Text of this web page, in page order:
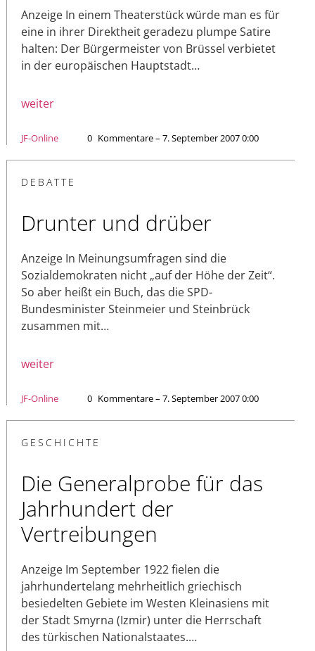
Anzeige In einem Theaterstück würde man es für
eine in ihrer Direktheit geradezu plumpe Satire
halten: Der Bürgermeister von Brüssel verbietet
in der europäischen Hauptstadt…
weiter
JF-Online 0 Kommentare – 7. September 2007 0:00
DEBATTE
Drunter und drüber
Anzeige In Meinungsumfragen sind die
Sozialdemokraten nicht „auf der Höhe der Zeit“.
So aber heißt ein Buch, das die SPD-
Bundesminister Steinmeier und Steinbrück
zusammen mit…
weiter
JF-Online 0 Kommentare – 7. September 2007 0:00
GESCHICHTE
Die Generalprobe für das
Jahrhundert der
Vertreibungen
Anzeige Im September 1922 fielen die
jahrhundertelang mehrheitlich griechisch
besiedelten Gebiete im Westen Klein­asiens mit
der Stadt Smyrna (Izmir) unter die Herrschaft
des türkischen Nationalstaates.…